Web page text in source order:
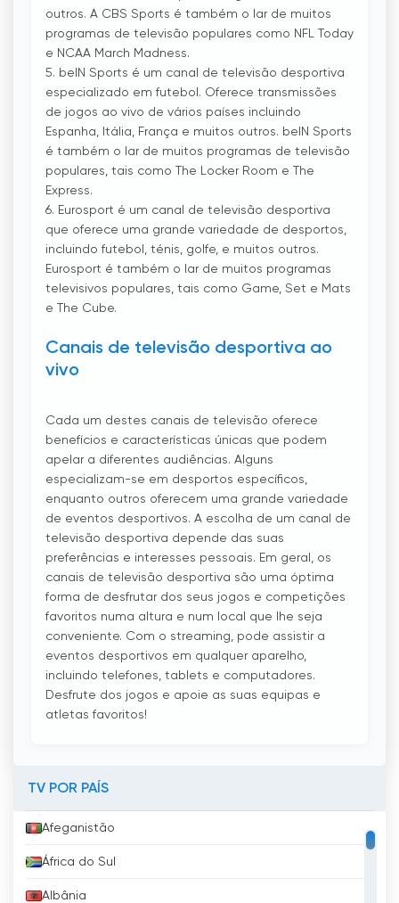
outros. A CBS Sports é também o lar de muitos
programas de televisão populares como NFL Today
e NCAA March Madness.
5. beIN Sports é um canal de televisão desportiva
especializado em futebol. Oferece transmissões
de jogos ao vivo de vários países incluindo
Espanha, Itália, França e muitos outros. beIN Sports
é também o lar de muitos programas de televisão
populares, tais como The Locker Room e The
Express.
6. Eurosport é um canal de televisão desportiva
que oferece uma grande variedade de desportos,
incluindo futebol, ténis, golfe, e muitos outros.
Eurosport é também o lar de muitos programas
televisivos populares, tais como Game, Set e Mats
e The Cube.
Canais de televisão desportiva ao
vivo
Cada um destes canais de televisão oferece
benefícios e características únicas que podem
apelar a diferentes audiências. Alguns
especializam-se em desportos específicos,
enquanto outros oferecem uma grande variedade
de eventos desportivos. A escolha de um canal de
televisão desportiva depende das suas
preferências e interesses pessoais. Em geral, os
canais de televisão desportiva são uma óptima
forma de desfrutar dos seus jogos e competições
favoritos numa altura e num local que lhe seja
conveniente. Com o streaming, pode assistir a
eventos desportivos em qualquer aparelho,
incluindo telefones, tablets e computadores.
Desfrute dos jogos e apoie as suas equipas e
atletas favoritos!
TV POR PAÍS
Afeganistão
África do Sul
Albânia